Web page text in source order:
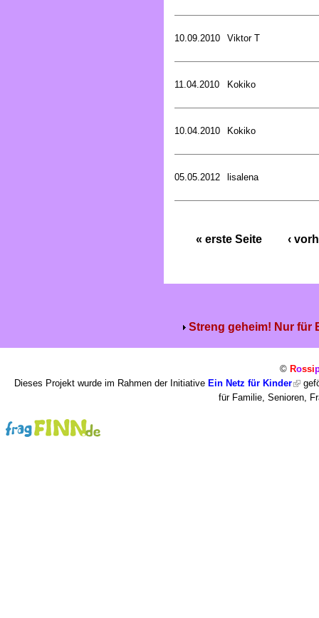
10.09.2010 Viktor T
11.04.2010 Kokiko
10.04.2010 Kokiko
05.05.2012 lisalena
« erste Seite ‹
Streng geheim! Nur für
© Rossi
Dieses Projekt wurde im Rahmen der Initiative Ein Netz für Kinder
für Familie, Senioren,